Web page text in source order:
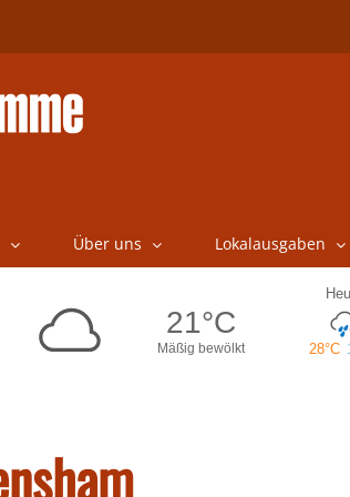
Über uns Lokalausgaben